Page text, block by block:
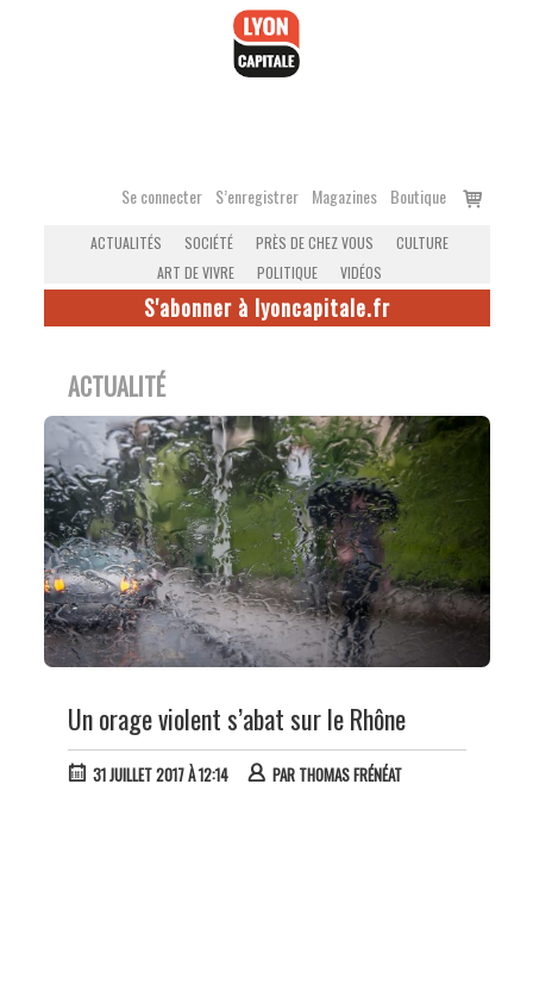
Se connecter S’enregistrer Magazines Boutique
Voir
ACTUALITÉS SOCIÉTÉ PRÈS DE CHEZ VOUS
CULTURE
ART DE VIVRE
POLITIQUE VIDÉOS
S'abonner à lyoncapitale.fr
ACTUALITÉ
Un orage violent s’abat sur le Rhône
31 JUILLET 2017 À 12:14 PAR THOMAS FRÉNÉAT